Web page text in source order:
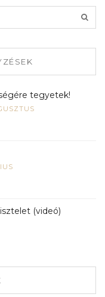
tegyetek!
(videó)